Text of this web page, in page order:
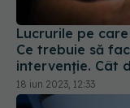
Lucrurile pe
Ce trebuie să
intervenție. Cât
18 iun 2023, 12:33